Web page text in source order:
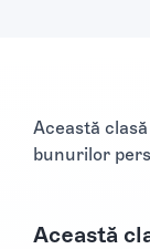
Această
bunurilor
Această